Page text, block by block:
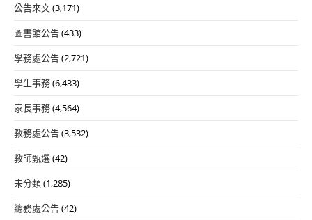
公告來文(3,171)
圖書館公告(433)
學務處公告(2,721)
學生事務(6,433)
家長事務(4,564)
教務處公告(3,532)
教師甄選(42)
未分類(1,285)
總務處公告(42)